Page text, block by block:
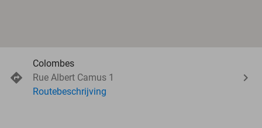
Colombes
Rue Albert Camus 1
Routebeschrijving